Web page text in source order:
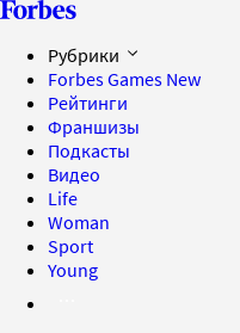
Рубрики
Forbes Games New
Рейтинги
Франшизы
Подкасты
Видео
Life
Woman
Sport
Young